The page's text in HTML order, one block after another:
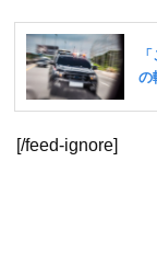
[/feed-ignore]